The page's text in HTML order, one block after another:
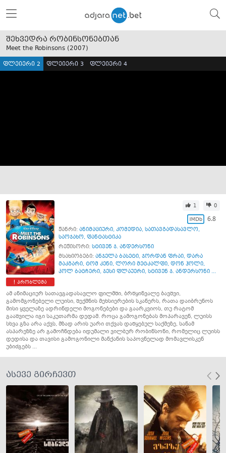
შეხვედრა რობინსონებთან
Meet the Robinsons (2007)
ფლეიერი 2 ფლეიერი 3 ფლეიერი 4
პრობლემა
1 0
6.8
ჟანრი: ანიმაციური, კომედია, სათავგადასავლო,
საოჯახო, ფანტასტიკა
რეჟისორი: სტივენ ჯ. ანდერსონი
მსახიობები: ანჯელა ბასეტი, ჯორდან ფრაი, დარა
მაკგარი, ტომ კენი, ლორი მეტკალფი, დონ ჰოლი,
პოლ ბატჩერი, ჯესი ფლაუერი, სტივენ ჯ. ანდერსონი ...
ამ ანიმაციურ სათავგადასავლო ფილმში, ბრწყინვალე ბავშვი,
გამომგონებელი ლუისი, შექმნის მეხსიერების სკანერს, რათა დაიბრუნოს
მისი ყველაზე ადრინდელი მოგონებები და გაარკვიოს, თუ რატომ
გააშვილა იგი საკუთარმა დედამ. როცა გამოგონებას მოპარავენ, ლუისს
სხვა გზა არა აქვს, მზად არის უარი თქვას დაწყებულ საქმეზე, სანამ
ასპარეზზე არ გამოჩნდება იდუმალი ვილბურ რობინსონი, რომელიც ლუისს
დედისა და თავისი გამოგონილი მანქანის საპოვნელად მომავლისკენ
უბიძგებს ...
ასევე გირჩევთ